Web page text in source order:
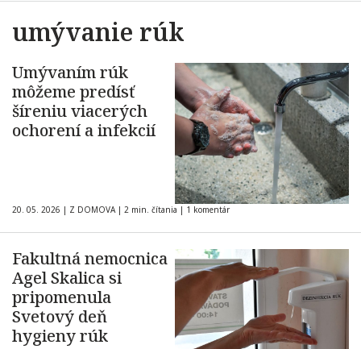
umývanie rúk
Umývaním rúk
môžeme predísť
šíreniu viacerých
ochorení a infekcií
20. 05. 2026 | Z DOMOVA | 2 min. čítania | 1 komentár
Fakultná nemocnica
Agel Skalica si
pripomenula
Svetový deň
hygieny rúk